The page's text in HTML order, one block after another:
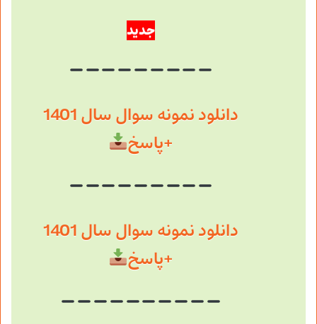
جدید
دانلود نمونه سوال سال 1401
+پاسخ
دانلود نمونه سوال سال 1401
+پاسخ